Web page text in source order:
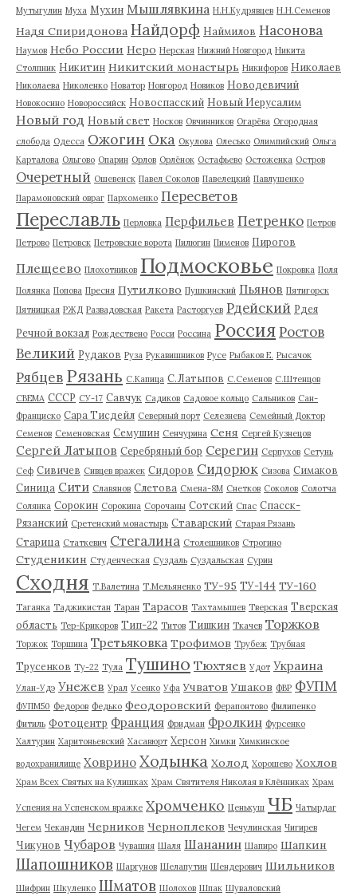
Мутыгулин Муха Мухин Мышлявкина Н.Н.Кудрявцев Н.Н.Семенов
Надя Спиридонова Найдорф Наймилов Насонова
Наумов Небо России Неро Нерская Нижний Новгород Никита
Столпник Никитин Никитский монастырь Никифоров Николаев
Николаева Николенко Новатор Новгород Новиков Новодевичий
Новокосино Новороссийск Новоспасский Новый Иерусалим
Новый год Новый свет Носков Овчинников Огарёва Огородная
слобода Одесса Ожогин Ока Окулова Олесько Олимпийский Ольга
Карталова Ольгово Опарин Орлов Орлёнок Остафьево Остоженка Остров
Очеретный Ошевенск Павел Соколов Павелецкий Павлушенко
Парамоновский овраг Пархоменко Пересветов
Переславль Перловка Перфильев Петренко Петров
Петрово Петровск Петровские ворота Пилюгин Пименов Пирогов
Плещеево Плохотников Подмосковье Покровка Поля
Полянка Попова Пресня Путилково Пушкинский Пьянов Пятигорск
Пятницкая РЖД Развадовская Ракета Расторгуев Рдейский Рдея
Речной вокзал Рождествено Росси Россина Россия Ростов
Великий Рудаков Руза Рукавишников Русе Рыбаков Е. Рысачок
Рябцев Рязань С.Капица С.Латыпов С.Семенов С.Штенцов
СВЕМА СССР СУ-17 Савчук Садиков Садовое кольцо Сальников Сан-
Франциско Сара Тисдейл Северный порт Селезнева Семейный Доктор
Семенов Семеновская Семушин Сенчурина Сеня Сергей Кузнецов
Сергей Латыпов Серебряный бор Серегин Серпухов Сетунь
Сеф Сивичев Сивцев вражек Сидоров Сидорюк Сизова Симаков
Синица Сити Славянов Слетова Смена-8М Снетков Соколов Солотча
Солянка Сорокин Сорокина Сорочаны Сотский Спас Спасск-
Рязанский Сретенский монастырь Ставарский Старая Рязань
Старица Статкевич Стегалина Столешников Строгино
Студеникин Студенческая Суздаль Суздальская Сурин
Сходня Т.Валетина Т.Мельяненко ТУ-95 ТУ-144 ТУ-160
Таганка Таджикистан Таран Тарасов Тахтамышев Тверская Тверская
область Тер-Крикоров Тип-22 Титов Тишкин Ткачев Торжков
Торжок Торшина Третьяковка Трофимов Трубеж Трубная
Трусенков Ту-22 Тула Тушино Тюхтяев Удот Украина
Улан-Удэ Унежев Урал Усенко Уфа Учватов Ушаков ФВР ФУПМ
ФУПМ50 Федоров Федько Феодоровский Ферапонтово Филипенко
Фитиль Фотоцентр Франция Фридман Фролкин Фурсенко
Халтурин Харитоньевский Хасавюрт Херсон Химки Химкинское
водохранилище Ховрино Ходынка Холод Хорошево Хохлов
Храм Всех Святых на Кулишках Храм Святителя Николая в Клённиках Храм
Успения на Успенском вражке Хромченко Ценькуш ЧБ Чатырдаг
Чегем Чекандин Черников Черноплеков Чечулинская Чигирев
Чикунов Чубаров Чувашия Шаля Шананин Шапиро Шапкин
Шапошников Шаргунов Шелапутин Шендерович Шильников
Шифрин Шкуленко Шматов Шолохов Шпак Шуваловский